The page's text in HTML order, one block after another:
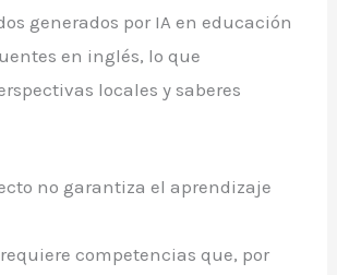
generados por IA en educación
en inglés, lo que
locales y saberes
no garantiza el aprendizaje
competencias que, por